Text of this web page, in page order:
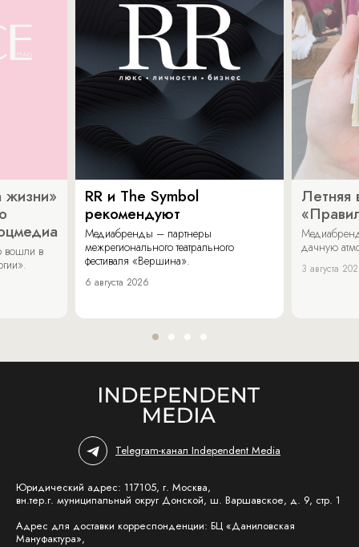
жизни»
вошли в
RR и The Symbol
рекомендуют
Медиабренды – партнеры
межрегионального театрального
фестиваля «Вершина».
6 августа 2026
Летняя
дачную
3 августа
Telegram-канал Independent Media
Юридический адрес: 117105, г. Москва,
вн.тер.г. муниципальный округ Донской, ш. Варшавское, д. 9, стр. 1
Адрес для доставки корреспонденции: БЦ «Даниловская
Мануфактура»,